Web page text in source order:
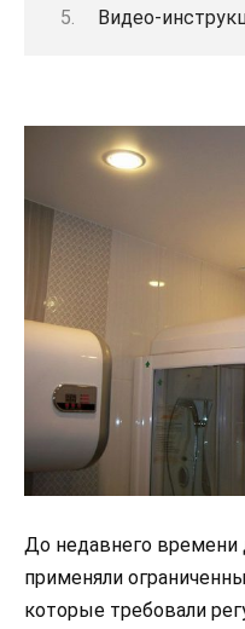
Видео-
До недавнего времени
применяли
которые требовали